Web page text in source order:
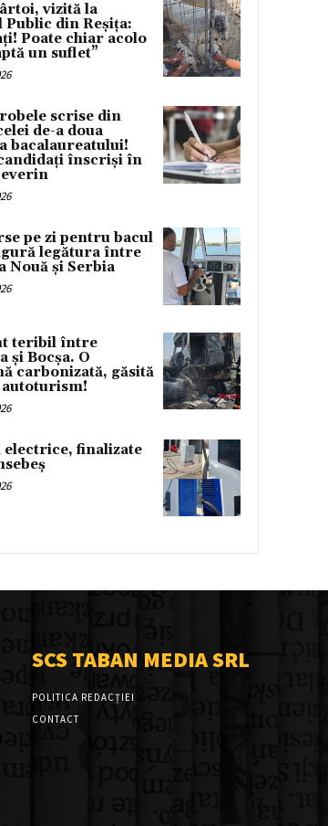
vizită la
Public din Reșița:
Poate chiar acolo
un suflet”
scrise din
de-a doua
bacalaureatului!
înscriși în
pe zi pentru bacul
legătura între
Nouă și Serbia
teribil între
și Bocșa. O
carbonizată, găsită
electrice, finalizate
SCS TABAN MEDIA SRL
POLITICA REDACȚIEI
CONTACT